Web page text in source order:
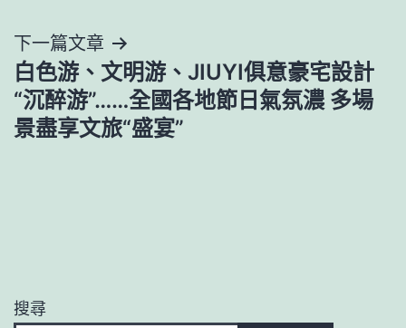
覽
下一篇文章
白色游、文明游、JIUYI俱意豪宅設計
“沉醉游”……全國各地節日氣氛濃 多場
景盡享文旅“盛宴”
搜尋